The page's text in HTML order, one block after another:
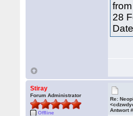
28
Stiray
Forum Administrator
Offline
Re:
Antwort